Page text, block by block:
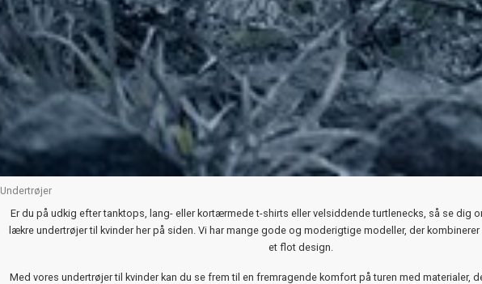
Undertrøjer
Er du på udkig efter tanktops, lang- eller kortærmede t-shirts eller velsiddende turtlenecks, så se dig
lækre undertrøjer til kvinder her på siden. Vi har mange gode og moderigtige modeller, der
et flot design.
Med vores undertrøjer til kvinder kan du se frem til en fremragende komfort på turen med materialer,